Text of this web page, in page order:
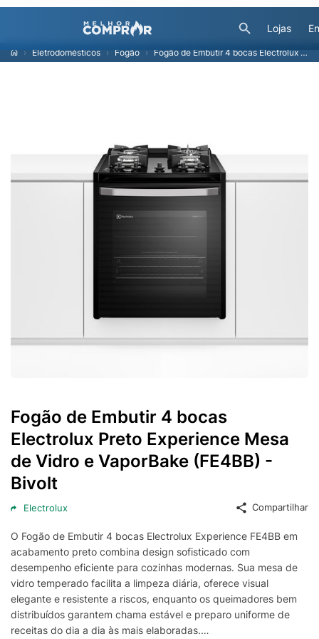
Eletrodomésticos Fogão Fogão de Embutir 4 bocas Electrolux Preto Experience Mesa de Vidro e VaporBake (FE4BB) - Bivolt
Fogão de Embutir 4 bocas
Electrolux Preto Experience Mesa
de Vidro e VaporBake (FE4BB) -
Bivolt
Electrolux Compartilhar
O Fogão de Embutir 4 bocas Electrolux Experience FE4BB em
acabamento preto combina design sofisticado com
desempenho eficiente para cozinhas modernas. Sua mesa de
vidro temperado facilita a limpeza diária, oferece visual
elegante e resistente a riscos, enquanto os queimadores bem
distribuídos garantem chama estável e preparo uniforme de
receitas do dia a dia às mais elaboradas.